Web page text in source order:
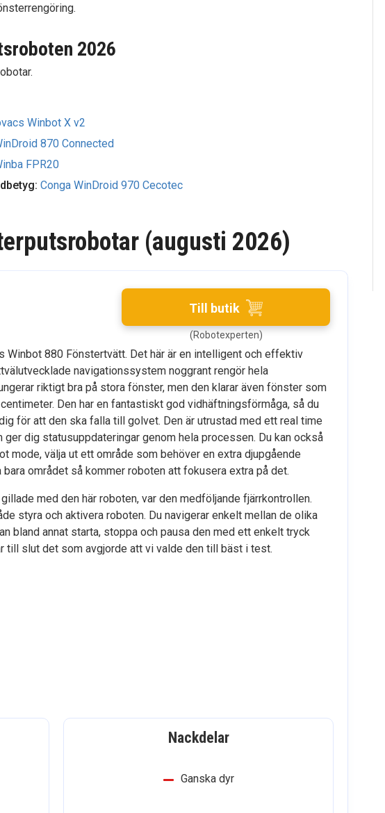
2026
Winbot X v2
870 Connected
FPR20
Conga WinDroid 970 Cecotec
(augusti 2026)
Till butik
(Robotexperten)
Winbot 880 Fönstertvätt. Det här är en intelligent och effektiv
navigationssystem noggrant rengör hela
riktigt bra på stora fönster, men den klarar även fönster som
Den har en fantastiskt god vidhäftningsförmåga, så du
för att den ska falla till golvet. Den är utrustad med ett real time
dig statusuppdateringar genom hela processen. Du kan också
mode, välja ut ett område som behöver en extra djupgående
bara området så kommer roboten att fokusera extra på det.
med den här roboten, var den medföljande fjärrkontrollen.
styra och aktivera roboten. Du navigerar enkelt mellan de olika
bland annat starta, stoppa och pausa den med ett enkelt tryck
till slut det som avgjorde att vi valde den till bäst i test.
Nackdelar
Ganska dyr